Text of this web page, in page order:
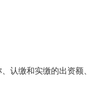
缴和实缴的出资额、